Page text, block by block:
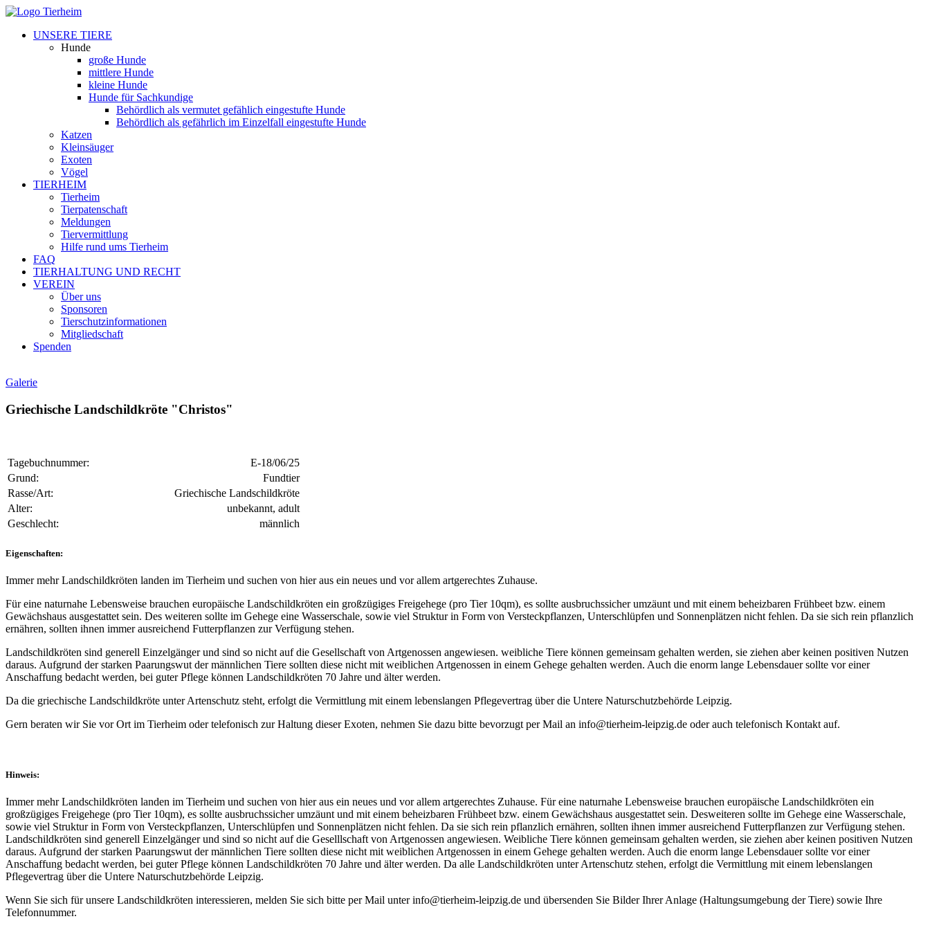
UNSERE TIERE
Hunde
große Hunde
mittlere Hunde
kleine Hunde
Hunde für Sachkundige
Behördlich als vermutet gefählich eingestufte Hunde
Behördlich als gefährlich im Einzelfall eingestufte Hunde
Katzen
Kleinsäuger
Exoten
Vögel
TIERHEIM
Tierheim
Tierpatenschaft
Meldungen
Tiervermittlung
Hilfe rund ums Tierheim
FAQ
TIERHALTUNG UND RECHT
VEREIN
Über uns
Sponsoren
Tierschutzinformationen
Mitgliedschaft
Spenden
Galerie
Griechische Landschildkröte "Christos"
Tagebuchnummer:
E-18/06/25
Grund:
Fundtier
Rasse/Art:
Griechische Landschildkröte
Alter:
unbekannt, adult
Geschlecht:
männlich
Eigenschaften:
Immer mehr Landschildkröten landen im Tierheim und suchen von hier aus ein neues und vor allem artgerechtes Zuhause.
Für eine naturnahe Lebensweise brauchen europäische Landschildkröten ein großzügiges Freigehege (pro Tier 10qm), es sollte ausbruchssicher umzäunt und mit einem beheizbaren Frühbeet bzw. einem
Gewächshaus ausgestattet sein. Des weiteren sollte im Gehege eine Wasserschale, sowie viel Struktur in Form von Versteckpflanzen, Unterschlüpfen und Sonnenplätzen nicht fehlen. Da sie sich rein pflanzlich
ernähren, sollten ihnen immer ausreichend Futterpflanzen zur Verfügung stehen.
Landschildkröten sind generell Einzelgänger und sind so nicht auf die Gesellschaft von Artgenossen angewiesen. weibliche Tiere können gemeinsam gehalten werden, sie ziehen aber keinen positiven Nutzen
daraus. Aufgrund der starken Paarungswut der männlichen Tiere sollten diese nicht mit weiblichen Artgenossen in einem Gehege gehalten werden. Auch die enorm lange Lebensdauer sollte vor einer
Anschaffung bedacht werden, bei guter Pflege können Landschildkröten 70 Jahre und älter werden.
Da die griechische Landschildkröte unter Artenschutz steht, erfolgt die Vermittlung mit einem lebenslangen Pflegevertrag über die Untere Naturschutzbehörde Leipzig.
Gern beraten wir Sie vor Ort im Tierheim oder telefonisch zur Haltung dieser Exoten, nehmen Sie dazu bitte bevorzugt per Mail an info@tierheim-leipzig.de oder auch telefonisch Kontakt auf.
Hinweis:
Immer mehr Landschildkröten landen im Tierheim und suchen von hier aus ein neues und vor allem artgerechtes Zuhause. Für eine naturnahe Lebensweise brauchen europäische Landschildkröten ein
großzügiges Freigehege (pro Tier 10qm), es sollte ausbruchssicher umzäunt und mit einem beheizbaren Frühbeet bzw. einem Gewächshaus ausgestattet sein. Desweiteren sollte im Gehege eine Wasserschale,
sowie viel Struktur in Form von Versteckpflanzen, Unterschlüpfen und Sonnenplätzen nicht fehlen. Da sie sich rein pflanzlich ernähren, sollten ihnen immer ausreichend Futterpflanzen zur Verfügung stehen.
Landschildkröten sind generell Einzelgänger und sind so nicht auf die Geselllschaft von Artgenossen angewiesen. Weibliche Tiere können gemeinsam gehalten werden, sie ziehen aber keinen positiven Nutzen
daraus. Aufgrund der starken Paarungswut der männlichen Tiere sollten diese nicht mit weiblichen Artgenossen in einem Gehege gehalten werden. Auch die enorm lange Lebensdauer sollte vor einer
Anschaffung bedacht werden, bei guter Pflege können Landschildkröten 70 Jahre und älter werden. Da alle Landschildkröten unter Artenschutz stehen, erfolgt die Vermittlung mit einem lebenslangen
Pflegevertrag über die Untere Naturschutzbehörde Leipzig.
Wenn Sie sich für unsere Landschildkröten interessieren, melden Sie sich bitte per Mail unter info@tierheim-leipzig.de und übersenden Sie Bilder Ihrer Anlage (Haltungsumgebung der Tiere) sowie Ihre
Telefonnummer.